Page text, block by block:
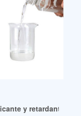
y retardante de